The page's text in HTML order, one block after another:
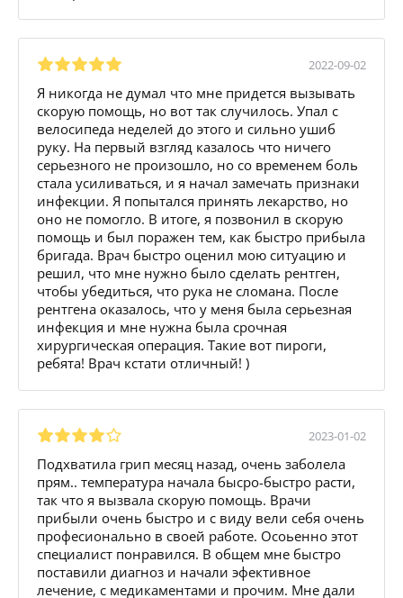
2022-09-02
Я никогда не думал что мне придется вызывать
скорую помощь, но вот так случилось. Упал с
велосипеда неделей до этого и сильно ушиб
руку. На первый взгляд казалось что ничего
серьезного не произошло, но со временем боль
стала усиливаться, и я начал замечать признаки
инфекции. Я попытался принять лекарство, но
оно не помогло. В итоге, я позвонил в скорую
помощь и был поражен тем, как быстро прибыла
бригада. Врач быстро оценил мою ситуацию и
решил, что мне нужно было сделать рентген,
чтобы убедиться, что рука не сломана. После
рентгена оказалось, что у меня была серьезная
инфекция и мне нужна была срочная
хирургическая операция. Такие вот пироги,
ребята! Врач кстати отличный! )
2023-01-02
Подхватила грип месяц назад, очень заболела
прям.. температура начала бысро-быстро расти,
так что я вызвала скорую помощь. Врачи
прибыли очень быстро и с виду вели себя очень
професионально в своей работе. Осоьенно этот
специалист понравился. В общем мне быстро
поставили диагноз и начали эфективное
лечение, с медикаментами и прочим. Мне дали